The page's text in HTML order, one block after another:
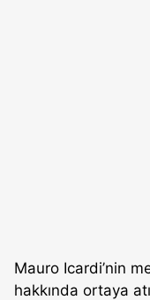
Mauro Icardi’nin
hakkında ortaya